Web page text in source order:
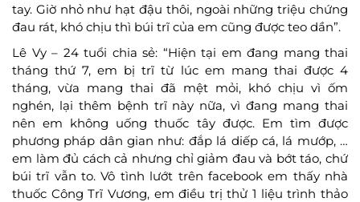
tay. Giờ nhỏ như hạt đậu thôi, ngoài những triệu chứng
đau rát, khó chịu thì búi trĩ của em cũng được teo dần”.
Lê Vy – 24 tuổi chia sẻ: “Hiện tại em đang mang thai
tháng thứ 7, em bị trĩ từ lúc em mang thai được 4
tháng, vừa mang thai đã mệt mỏi, khó chịu vì ốm
nghén, lại thêm bệnh trĩ này nữa, vì đang mang thai
nên em không uống thuốc tây được. Em tìm được
phương pháp dân gian như: đắp lá diếp cá, lá mướp, …
em làm đủ cách cả nhưng chỉ giảm đau và bớt táo, chứ
búi trĩ vẫn to. Vô tình lướt trên facebook em thấy nhà
thuốc Công Trĩ Vương, em điều trị thử 1 liệu trình thảo